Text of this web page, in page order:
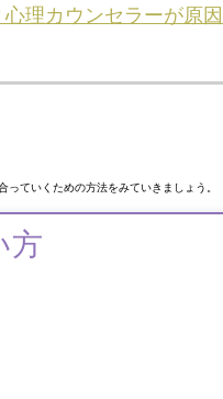
心理カウンセラーが原
ていくための方法をみていきましょう。
方